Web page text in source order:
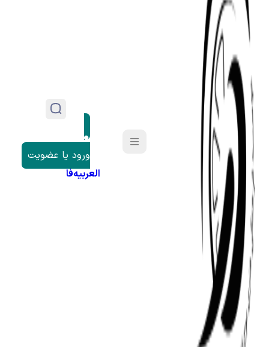
العربیهفا
ورود یا عضویت